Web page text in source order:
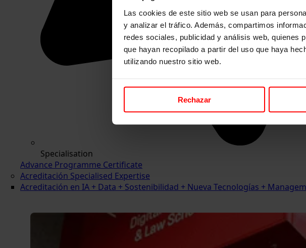
Las cookies de este sitio web se usan para
y analizar el tráfico. Además, compartimos
redes sociales, publicidad y análisis web, quienes
que hayan recopilado a partir del uso que haya
utilizando nuestro sitio web.
Rechazar
Specialisation
Advance Programme Certificate
Acreditación Specialised Expertise
Acreditación en IA + Data + Sostenibilidad + Nueva Tecnologías +